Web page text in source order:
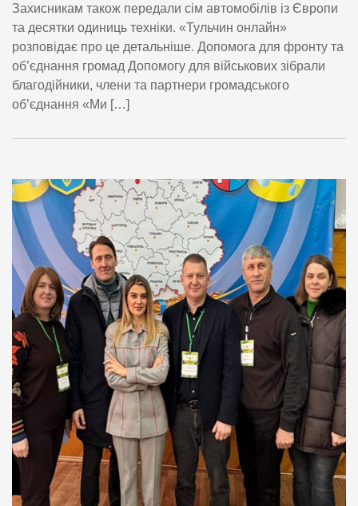
Захисникам також передали сім автомобілів із Європи
та десятки одиниць техніки. «Тульчин онлайн»
розповідає про це детальніше. Допомога для фронту та
об’єднання громад Допомогу для військових зібрали
благодійники, члени та партнери громадського
об’єднання «Ми […]